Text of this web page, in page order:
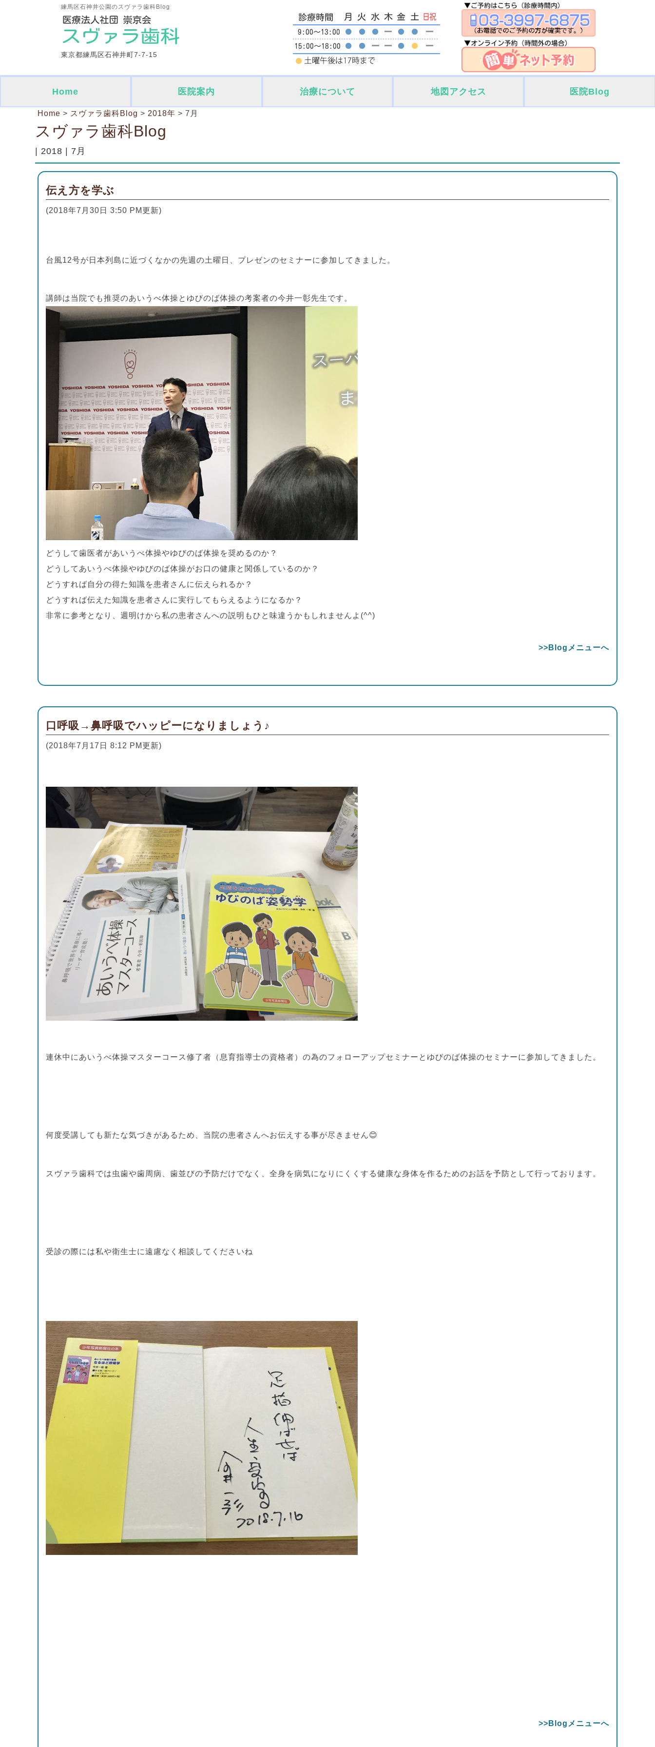
練馬区石神井公園のスヴァラ歯科Blog
東京都練馬区石神井町7-7-15
Home 医院案内 治療について 地図アクセス 医院Blog
Home > スヴァラ歯科Blog > 2018年 > 7月
スヴァラ歯科Blog
| 2018 | 7月
伝え方を学ぶ
(2018年7月30日 3:50 PM更新)
台風12号が日本列島に近づくなかの先週 の土曜日、プレゼンのセミナーに参加してきました。
講師は当院でも推奨のあいうべ体操とゆびのば体操の考案者の今井一彰先生です。
どうして歯医者があいうべ体操やゆびのば体操を奨めるのか？
どうしてあいうべ体操やゆびのば体操がお口の健康と関係しているのか？
どうすれば自分の得た知識を患者さんに伝えられるか？
どうすれば伝えた知識を患者さんに実行してもらえるようになるか？
非常に参考となり、週明けから私の患者さんへの説明もひと味違うかもしれませんよ(^^)
>>Blogメニューへ
口呼吸→鼻呼吸でハッピーになりましょう♪
(2018年7月17日 8:12 PM更新)
連休中にあいうべ体操マスターコース修了者（息育指導士の資格者）の為のフォローアップセミナーとゆびのば体操のセミナーに参加してきました。
何度受講しても新たな気づきがあるため、当院の患者さんへお伝えする事が尽きません😊
スヴァラ歯科では虫歯や歯周病、歯並びの予防だけでなく、全身を病気になりにくくする健康な身体を作るためのお話を予防として行っております。
受診の際には私や衛生士に遠慮なく相談してくださいね
>>Blogメニューへ